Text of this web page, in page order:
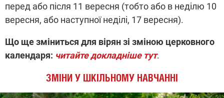
перед або після 11 вересня (тобто або в неділю 10
вересня, або наступної неділі, 17 вересня).
Що ще зміниться для вірян зі зміною церковного
календаря: читайте докладніше тут.
ЗМІНИ У ШКІЛЬНОМУ НАВЧАННІ